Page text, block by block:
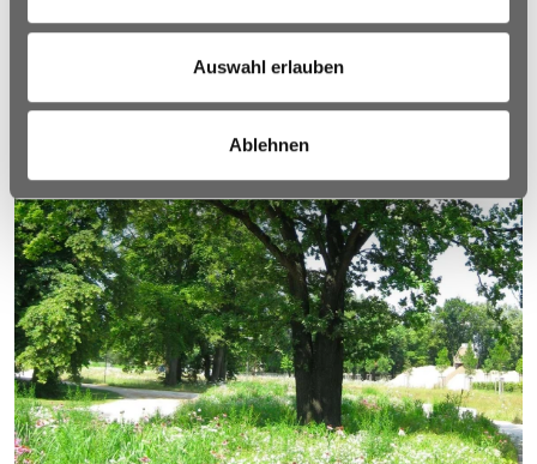
Auswahl erlauben
Ablehnen